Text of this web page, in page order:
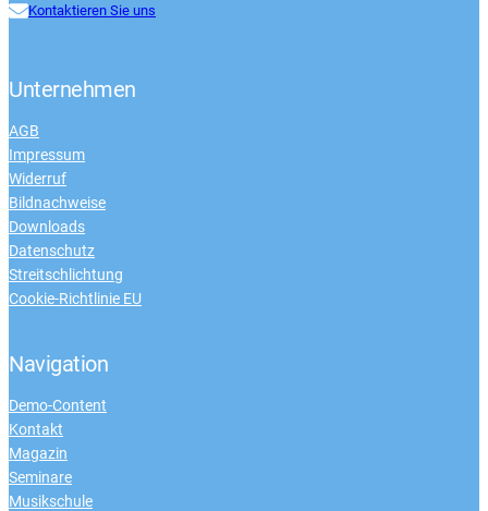
Kontaktieren Sie uns
Unternehmen
AGB
Impressum
Widerruf
Bildnachweise
Downloads
Datenschutz
Streitschlichtung
Cookie-Richtlinie EU
Navigation
Demo-Content
Kontakt
Magazin
Seminare
Musikschule